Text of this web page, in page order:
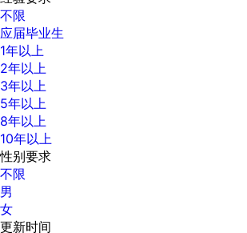
不限
应届毕业生
1年以上
2年以上
3年以上
5年以上
8年以上
10年以上
性别要求
不限
男
女
更新时间